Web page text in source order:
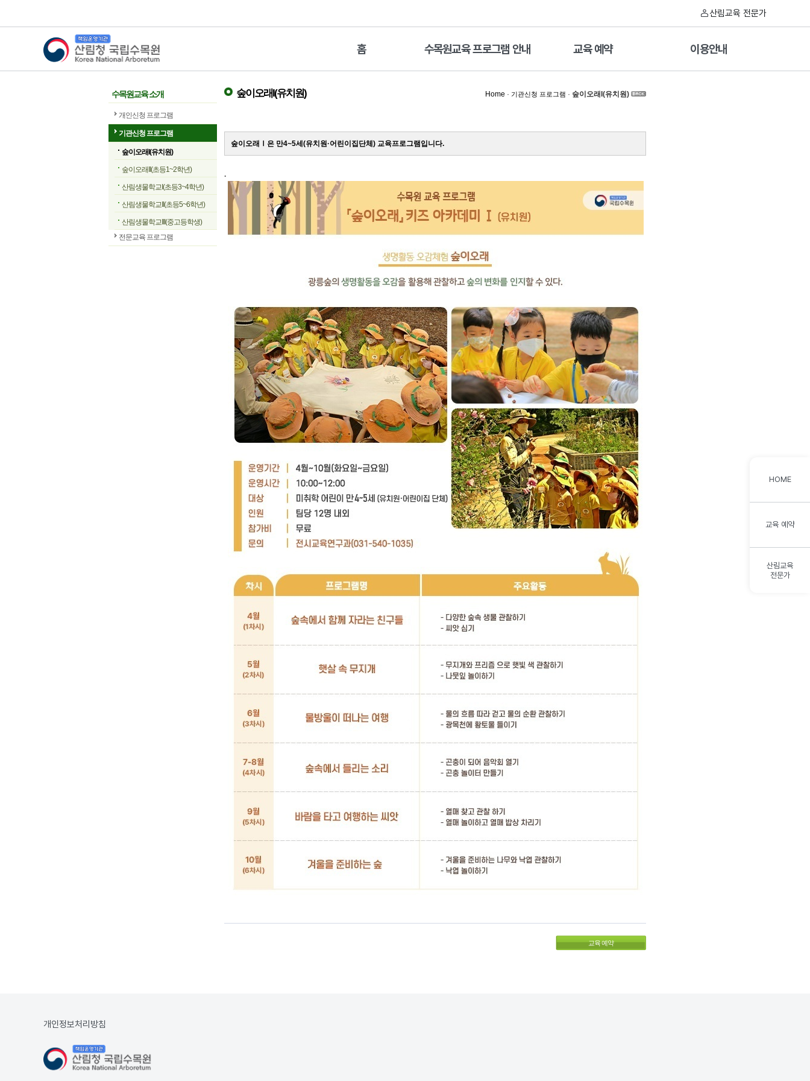
산림교육 전문가
산림청 국립수목원
홈 수목원교육 프로그램 안내 교육 예약 이용안내
수목원교육 소개
개인신청 프로그램
기관신청 프로그램
숲이오래I(유치원)
숲이오래II(초등1~2학년)
산림생물학교I(초등3~4학년)
산림생물학교II(초등5~6학년)
산림생물학교III(중고등학생)
전문교육 프로그램
Home · 기관신청 프로그램 · 숲이오래I(유치원)
숲이오래I(유치원)
숲이오래Ⅰ은 만4~5세(유치원·어린이집단체) 교육프로그램입니다.
.
교육 예약
HOME
교육 예약
산림교육
전문가
개인정보처리방침